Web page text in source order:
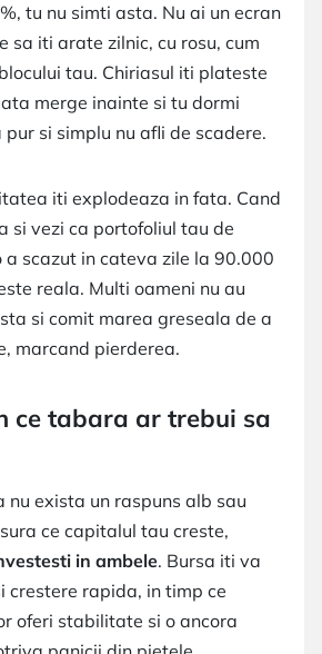
tu nu simti asta. Nu ai un ecran
sa iti arate zilnic, cu rosu, cum
tau. Chiriasul iti plateste
merge inainte si tu dormi
si simplu nu afli de scadere.
iti explodeaza in fata. Cand
si vezi ca portofoliul tau de
a scazut in cateva zile la 90.000
reala. Multi oameni nu au
si comit marea greseala de a
marcand pierderea.
ce tabara ar trebui sa
nu exista un raspuns alb sau
ce capitalul tau creste,
in ambele. Bursa iti va
crestere rapida, in timp ce
oferi stabilitate si o ancora